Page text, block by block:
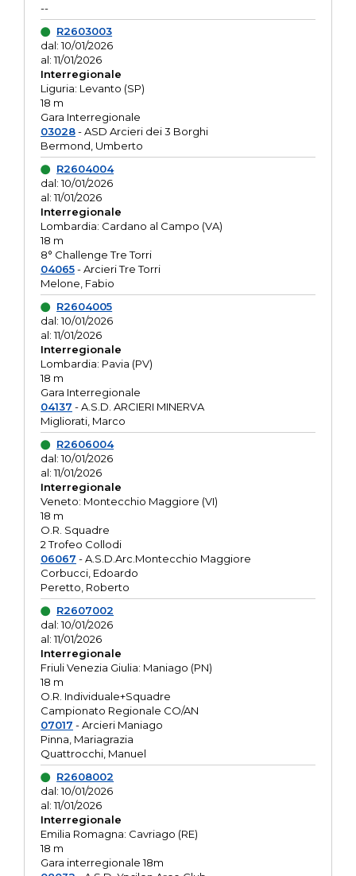
--
R2603003
dal: 10/01/2026
al: 11/01/2026
Interregionale
Liguria: Levanto (SP)
18 m
Gara Interregionale
03028- ASD Arcieri dei 3 Borghi
Bermond, Umberto
R2604004
dal: 10/01/2026
al: 11/01/2026
Interregionale
Lombardia: Cardano al Campo (VA)
18 m
8° Challenge Tre Torri
04065- Arcieri Tre Torri
Melone, Fabio
R2604005
dal: 10/01/2026
al: 11/01/2026
Interregionale
Lombardia: Pavia (PV)
18 m
Gara Interregionale
04137 - A.S.D. ARCIERI MINERVA
Migliorati, Marco
R2606004
dal: 10/01/2026
al: 11/01/2026
Interregionale
Veneto: Montecchio Maggiore (VI)
18 m
O.R. Squadre
2 Trofeo Collodi
06067 - A.S.D.Arc.Montecchio Maggiore
Corbucci, Edoardo
Peretto, Roberto
R2607002
dal: 10/01/2026
al: 11/01/2026
Interregionale
Friuli Venezia Giulia: Maniago (PN)
18 m
O.R. Individuale+Squadre
Campionato Regionale CO/AN
07017 - Arcieri Maniago
Pinna, Mariagrazia
Quattrocchi, Manuel
R2608002
dal: 10/01/2026
al: 11/01/2026
Interregionale
Emilia Romagna: Cavriago (RE)
18 m
Gara interregionale 18m